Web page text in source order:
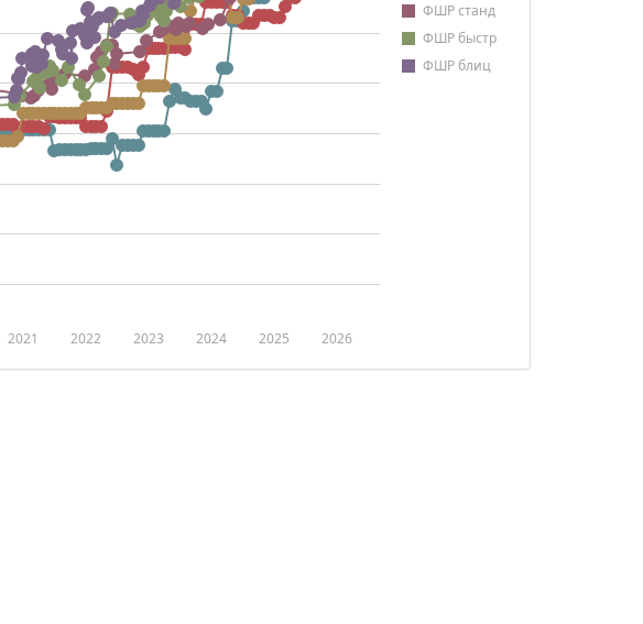
ФШР станд
ФШР быстр
ФШР блиц
2021 2022 2023 2024 2025 2026